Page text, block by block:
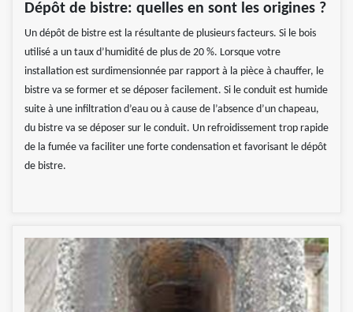
Dépôt de bistre: quelles en sont les origines ?
Un dépôt de bistre est la résultante de plusieurs facteurs. Si le bois
utilisé a un taux d’humidité de plus de 20 %. Lorsque votre
installation est surdimensionnée par rapport à la pièce à chauffer, le
bistre va se former et se déposer facilement. Si le conduit est humide
suite à une infiltration d’eau ou à cause de l’absence d’un chapeau,
du bistre va se déposer sur le conduit. Un refroidissement trop rapide
de la fumée va faciliter une forte condensation et favorisant le dépôt
de bistre.